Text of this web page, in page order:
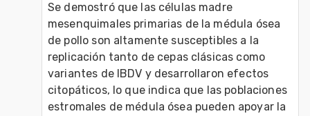
Se demostró que las células madre
mesenquimales primarias de la médula ósea
de pollo son altamente susceptibles a la
replicación tanto de cepas clásicas como
variantes de IBDV y desarrollaron efectos
citopáticos, lo que indica que las poblaciones
estromales de médula ósea pueden apoyar la